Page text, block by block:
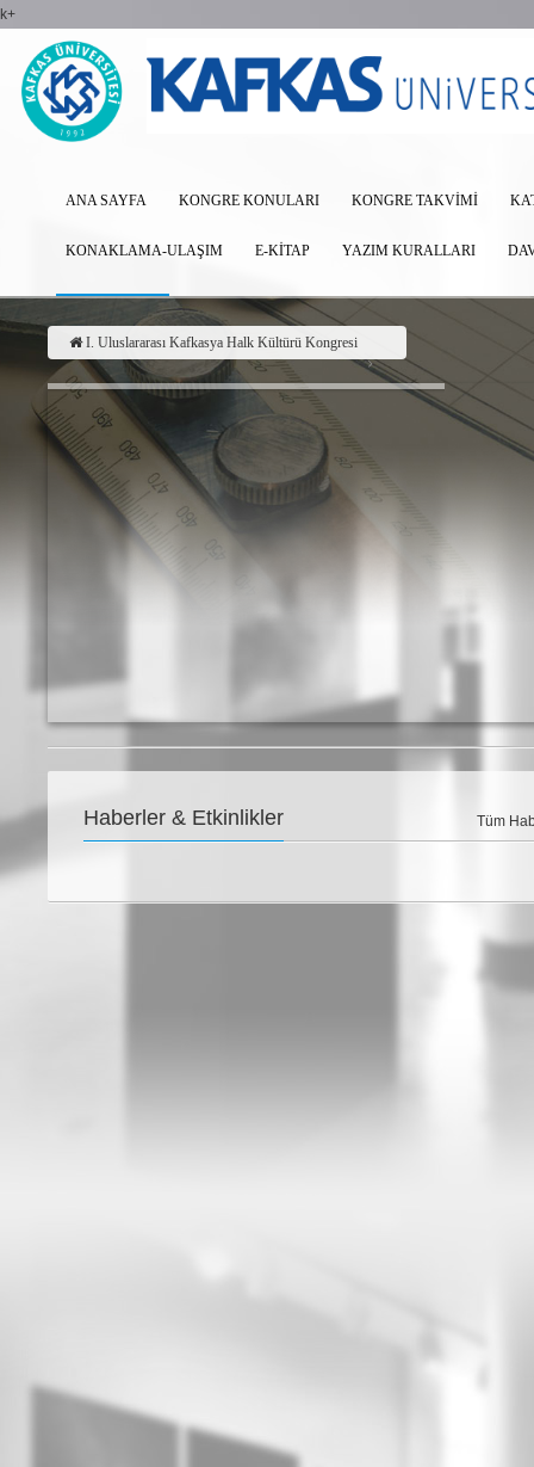
k+
ANA SAYFA KONGRE KONULARI KONGRE TAKVIMI
KONAKLAMA-ULAŞIM E-KITAP YAZIM KURALLARI
I. Uluslararası Kafkasya Halk Kültürü Kongresi
Haberler & Etkinlikler Tüm